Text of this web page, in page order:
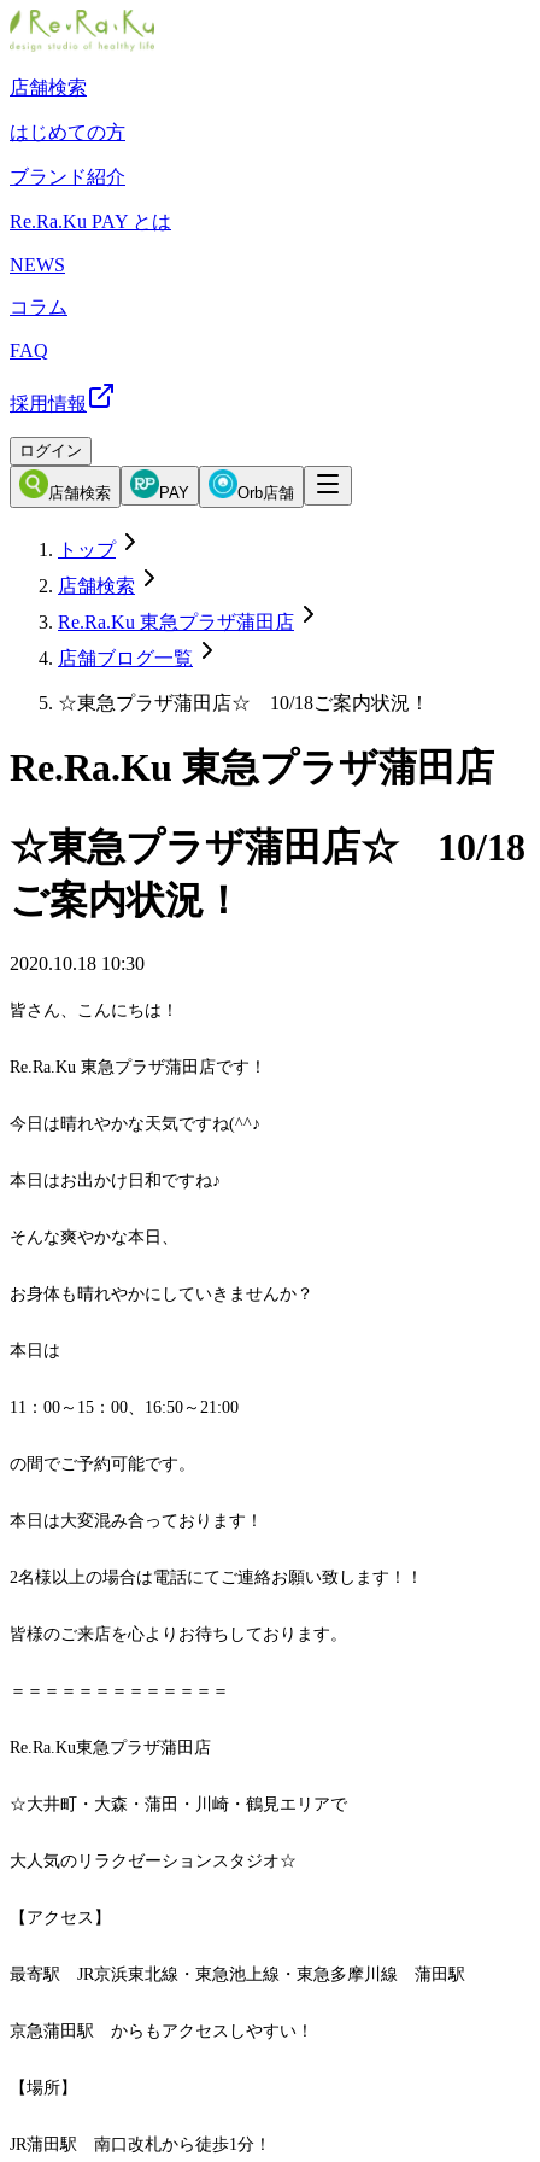
店舗検索
はじめての方
ブランド紹介
Re.Ra.Ku PAY とは
NEWS
コラム
FAQ
採用情報
ログイン
店舗検索 PAY Orb店舗
トップ
店舗検索
Re.Ra.Ku 東急プラザ蒲田店
店舗ブログ一覧
☆東急プラザ蒲田店☆ 10/18ご案内状況！
Re.Ra.Ku 東急プラザ蒲田店
☆東急プラザ蒲田店☆ 10/18
ご案内状況！
2020.10.18 10:30
皆さん、こんにちは！
Re.Ra.Ku 東急プラザ蒲田店です！
今日は晴れやかな天気ですね(^^♪
本日はお出かけ日和ですね♪
そんな爽やかな本日、
お身体も晴れやかにしていきませんか？
本日は
11：00～15：00、16:50～21:00
の間でご予約可能です。
本日は大変混み合っております！
2名様以上の場合は電話にてご連絡お願い致します！！
皆様のご来店を心よりお待ちしております。
＝＝＝＝＝＝＝＝＝＝＝＝＝
Re.Ra.Ku東急プラザ蒲田店
☆大井町・大森・蒲田・川崎・鶴見エリアで
大人気のリラクゼーションスタジオ☆
【アクセス】
最寄駅 JR京浜東北線・東急池上線・東急多摩川線 蒲田駅
京急蒲田駅 からもアクセスしやすい！
【場所】
JR蒲田駅 南口改札から徒歩1分！